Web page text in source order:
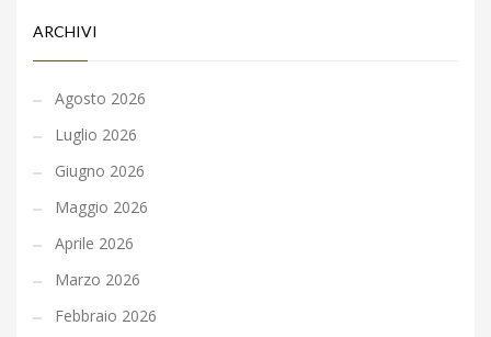
ARCHIVI
Agosto 2026
Luglio 2026
Giugno 2026
Maggio 2026
Aprile 2026
Marzo 2026
Febbraio 2026